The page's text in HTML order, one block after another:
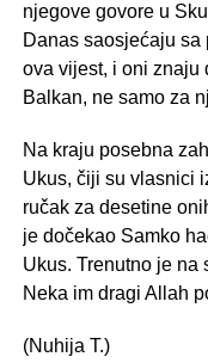
njegove govore u
Danas saosjećaju
ova vijest, i oni znaju
Balkan, ne samo za
Na kraju posebna
Ukus, čiji su vlasnici
ručak za desetine
je dočekao Samko
Ukus. Trenutno je na
Neka im dragi Allah
(Nuhija T.)